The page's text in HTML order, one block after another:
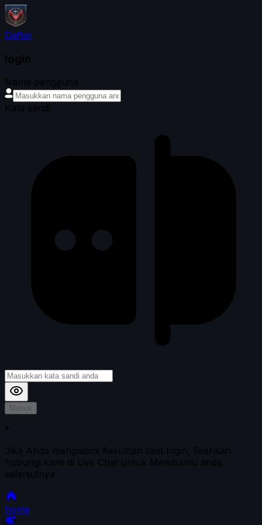
Daftar
login
Nama pengguna
Kata sandi
Masuk
*
Jika Anda mengalami Kesulitan saat login, Silahkan
hubungi kami di Live Chat untuk Membantu anda
selanjutnya
home